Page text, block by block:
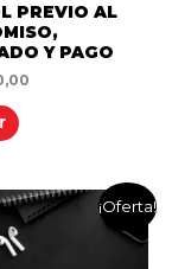
PREVIO AL
Y PAGO
¡Oferta!